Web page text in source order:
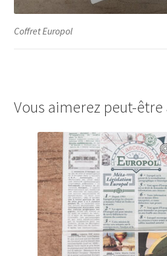
Coffret Europol
Vous aimerez peut-